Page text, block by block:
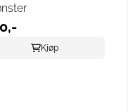
Kjøp